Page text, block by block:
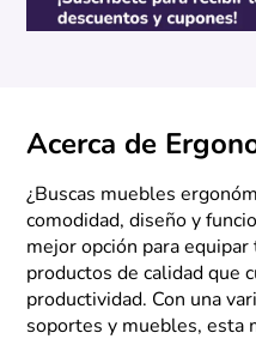
Acerca de
¿Buscas muebles
comodidad, diseño y
mejor opción para equipar
productos de calidad que
productividad. Con una
soportes y muebles, esta